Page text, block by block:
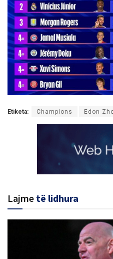
Etiketa: Champions Edon
Lajme të lidhura